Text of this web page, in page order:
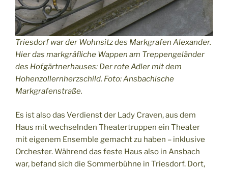
Triesdorf war der Wohnsitz des Markgrafen Alexander.
Hier das markgräfliche Wappen am Treppengeländer
des Hofgärtnerhauses: Der rote Adler mit dem
Hohenzollernherzschild. Foto: Ansbachische
Markgrafenstraße.
Es ist also das Verdienst der Lady Craven, aus dem
Haus mit wechselnden Theatertruppen ein Theater
mit eigenem Ensemble gemacht zu haben – inklusive
Orchester. Während das feste Haus also in Ansbach
war, befand sich die Sommerbühne in Triesdorf. Dort,